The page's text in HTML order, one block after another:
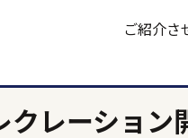
ご紹介さ
レーション